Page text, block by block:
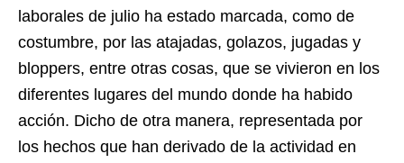
laborales de julio ha estado marcada, como de
costumbre, por las atajadas, golazos, jugadas y
bloppers, entre otras cosas, que se vivieron en los
diferentes lugares del mundo donde ha habido
acción. Dicho de otra manera, representada por
los hechos que han derivado de la actividad en